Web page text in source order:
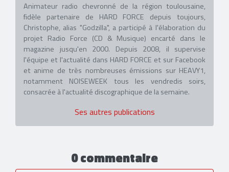
Animateur radio chevronné de la région toulousaine,
fidèle partenaire de HARD FORCE depuis toujours,
Christophe, alias "Godzilla", a participé à l'élaboration du
projet Radio Force (CD & Musique) encarté dans le
magazine jusqu'en 2000. Depuis 2008, il supervise
l'équipe et l'actualité dans HARD FORCE et sur Facebook
et anime de très nombreuses émissions sur HEAVY1,
notamment NOISEWEEK tous les vendredis soirs,
consacrée à l'actualité discographique de la semaine.
Ses autres publications
0 commentaire